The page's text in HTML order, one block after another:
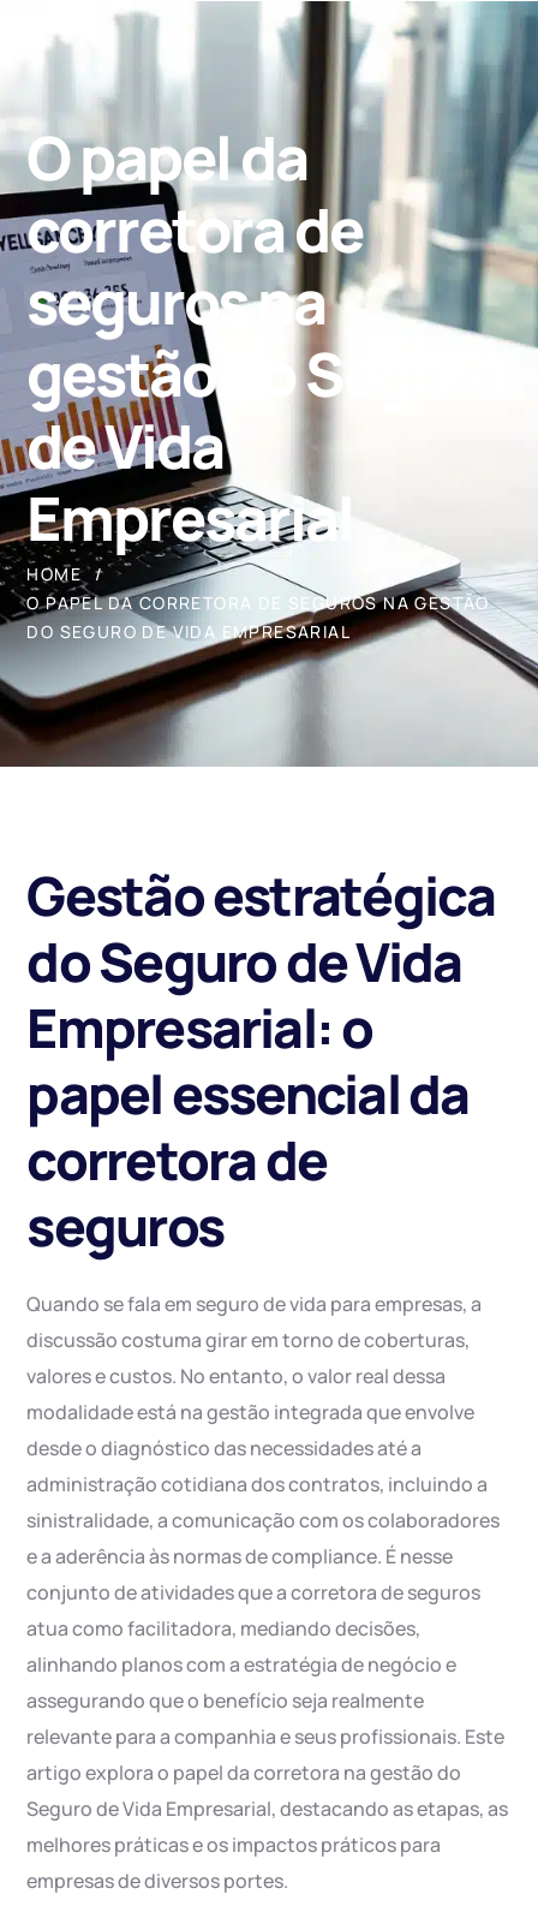
O papel da
corretora de
seguros na
gestão do Seguro
de Vida
Empresarial
HOME
O PAPEL DA CORRETORA DE SEGUROS NA GESTÃO
DO SEGURO DE VIDA EMPRESARIAL
Gestão estratégica
do Seguro de Vida
Empresarial: o
papel essencial da
corretora de
seguros
Quando se fala em seguro de vida para empresas, a
discussão costuma girar em torno de coberturas,
valores e custos. No entanto, o valor real dessa
modalidade está na gestão integrada que envolve
desde o diagnóstico das necessidades até a
administração cotidiana dos contratos, incluindo a
sinistralidade, a comunicação com os colaboradores
e a aderência às normas de compliance. É nesse
conjunto de atividades que a corretora de seguros
atua como facilitadora, mediando decisões,
alinhando planos com a estratégia de negócio e
assegurando que o benefício seja realmente
relevante para a companhia e seus profissionais. Este
artigo explora o papel da corretora na gestão do
Seguro de Vida Empresarial, destacando as etapas, as
melhores práticas e os impactos práticos para
empresas de diversos portes.